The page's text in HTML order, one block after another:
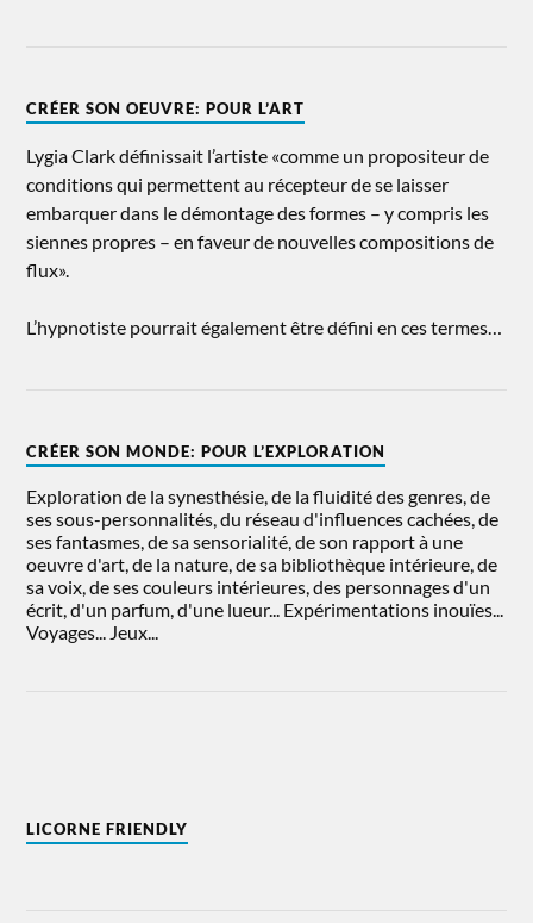
CRÉER SON OEUVRE: POUR L’ART
Lygia Clark définissait l’artiste «comme un propositeur de
conditions qui permettent au récepteur de se laisser
embarquer dans le démontage des formes – y compris les
siennes propres – en faveur de nouvelles compositions de
flux».
L’hypnotiste pourrait également être défini en ces termes…
CRÉER SON MONDE: POUR L’EXPLORATION
Exploration de la synesthésie, de la fluidité des genres, de
ses sous-personnalités, du réseau d'influences cachées, de
ses fantasmes, de sa sensorialité, de son rapport à une
oeuvre d'art, de la nature, de sa bibliothèque intérieure, de
sa voix, de ses couleurs intérieures, des personnages d'un
écrit, d'un parfum, d'une lueur... Expérimentations inouïes...
Voyages... Jeux...
LICORNE FRIENDLY